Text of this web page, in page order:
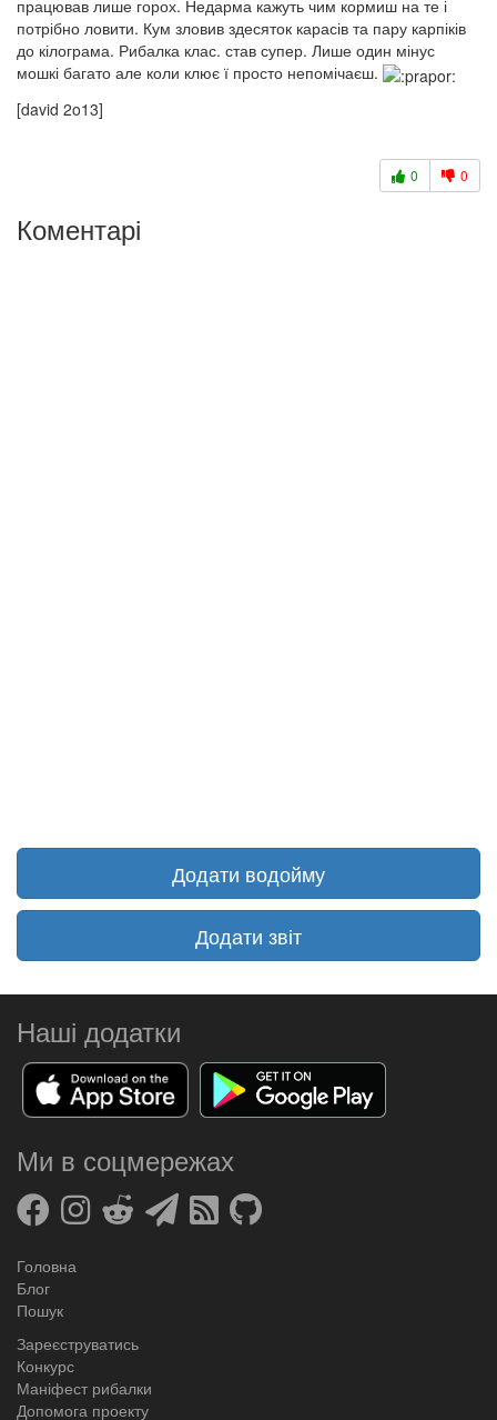
працював лише горох. Недарма кажуть чим кормиш на те і
потрібно ловити. Кум зловив здесяток карасів та пару карпіків
до кілограма. Рибалка клас. став супер. Лише один мінус
мошкі багато але коли клює ї просто непомічаєш.
[david 2o13]
0 0
Коментарі
Додати водойму
Додати звіт
Наші додатки
Ми в соцмережах
Головна
Блог
Пошук
Зареєструватись
Конкурс
Маніфест рибалки
Допомога проекту